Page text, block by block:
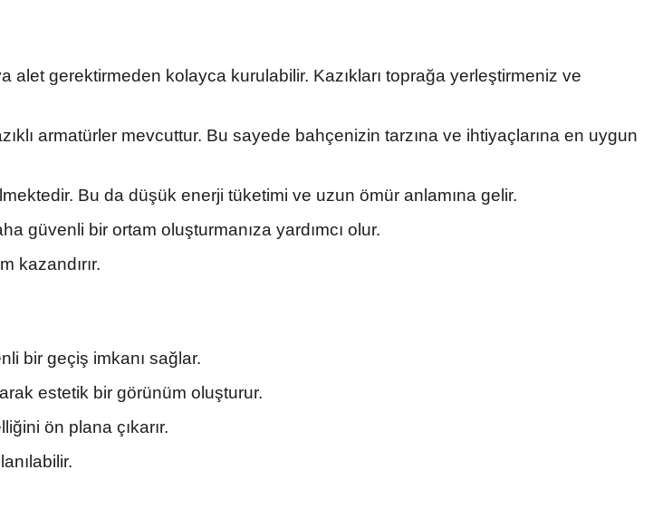
alet gerektirmeden kolayca kurulabilir. Kazıkları toprağa yerleştirmeniz ve
armatürler mevcuttur. Bu sayede bahçenizin tarzına ve ihtiyaçlarına en uygun
Bu da düşük enerji tüketimi ve uzun ömür anlamına gelir.
güvenli bir ortam oluşturmanıza yardımcı olur.
kazandırır.
bir geçiş imkanı sağlar.
estetik bir görünüm oluşturur.
ön plana çıkarır.